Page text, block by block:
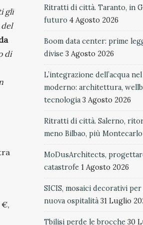
gli
di
€,
Ritratti di città. Taranto, in
futuro 4 Agosto 2026
Boom data center: prime
divise 3 Agosto 2026
L’integrazione dell’acqua
moderno: architettura,
tecnologia 3 Agosto 2026
Ritratti di città. Salerno,
meno Bilbao, più Montecarlo
MoDusArchitects,
catastrofe 1 Agosto 2026
SICIS, mosaici decorativi
nuova ospitalità 31 Luglio
Tbilisi perde le brocche 30